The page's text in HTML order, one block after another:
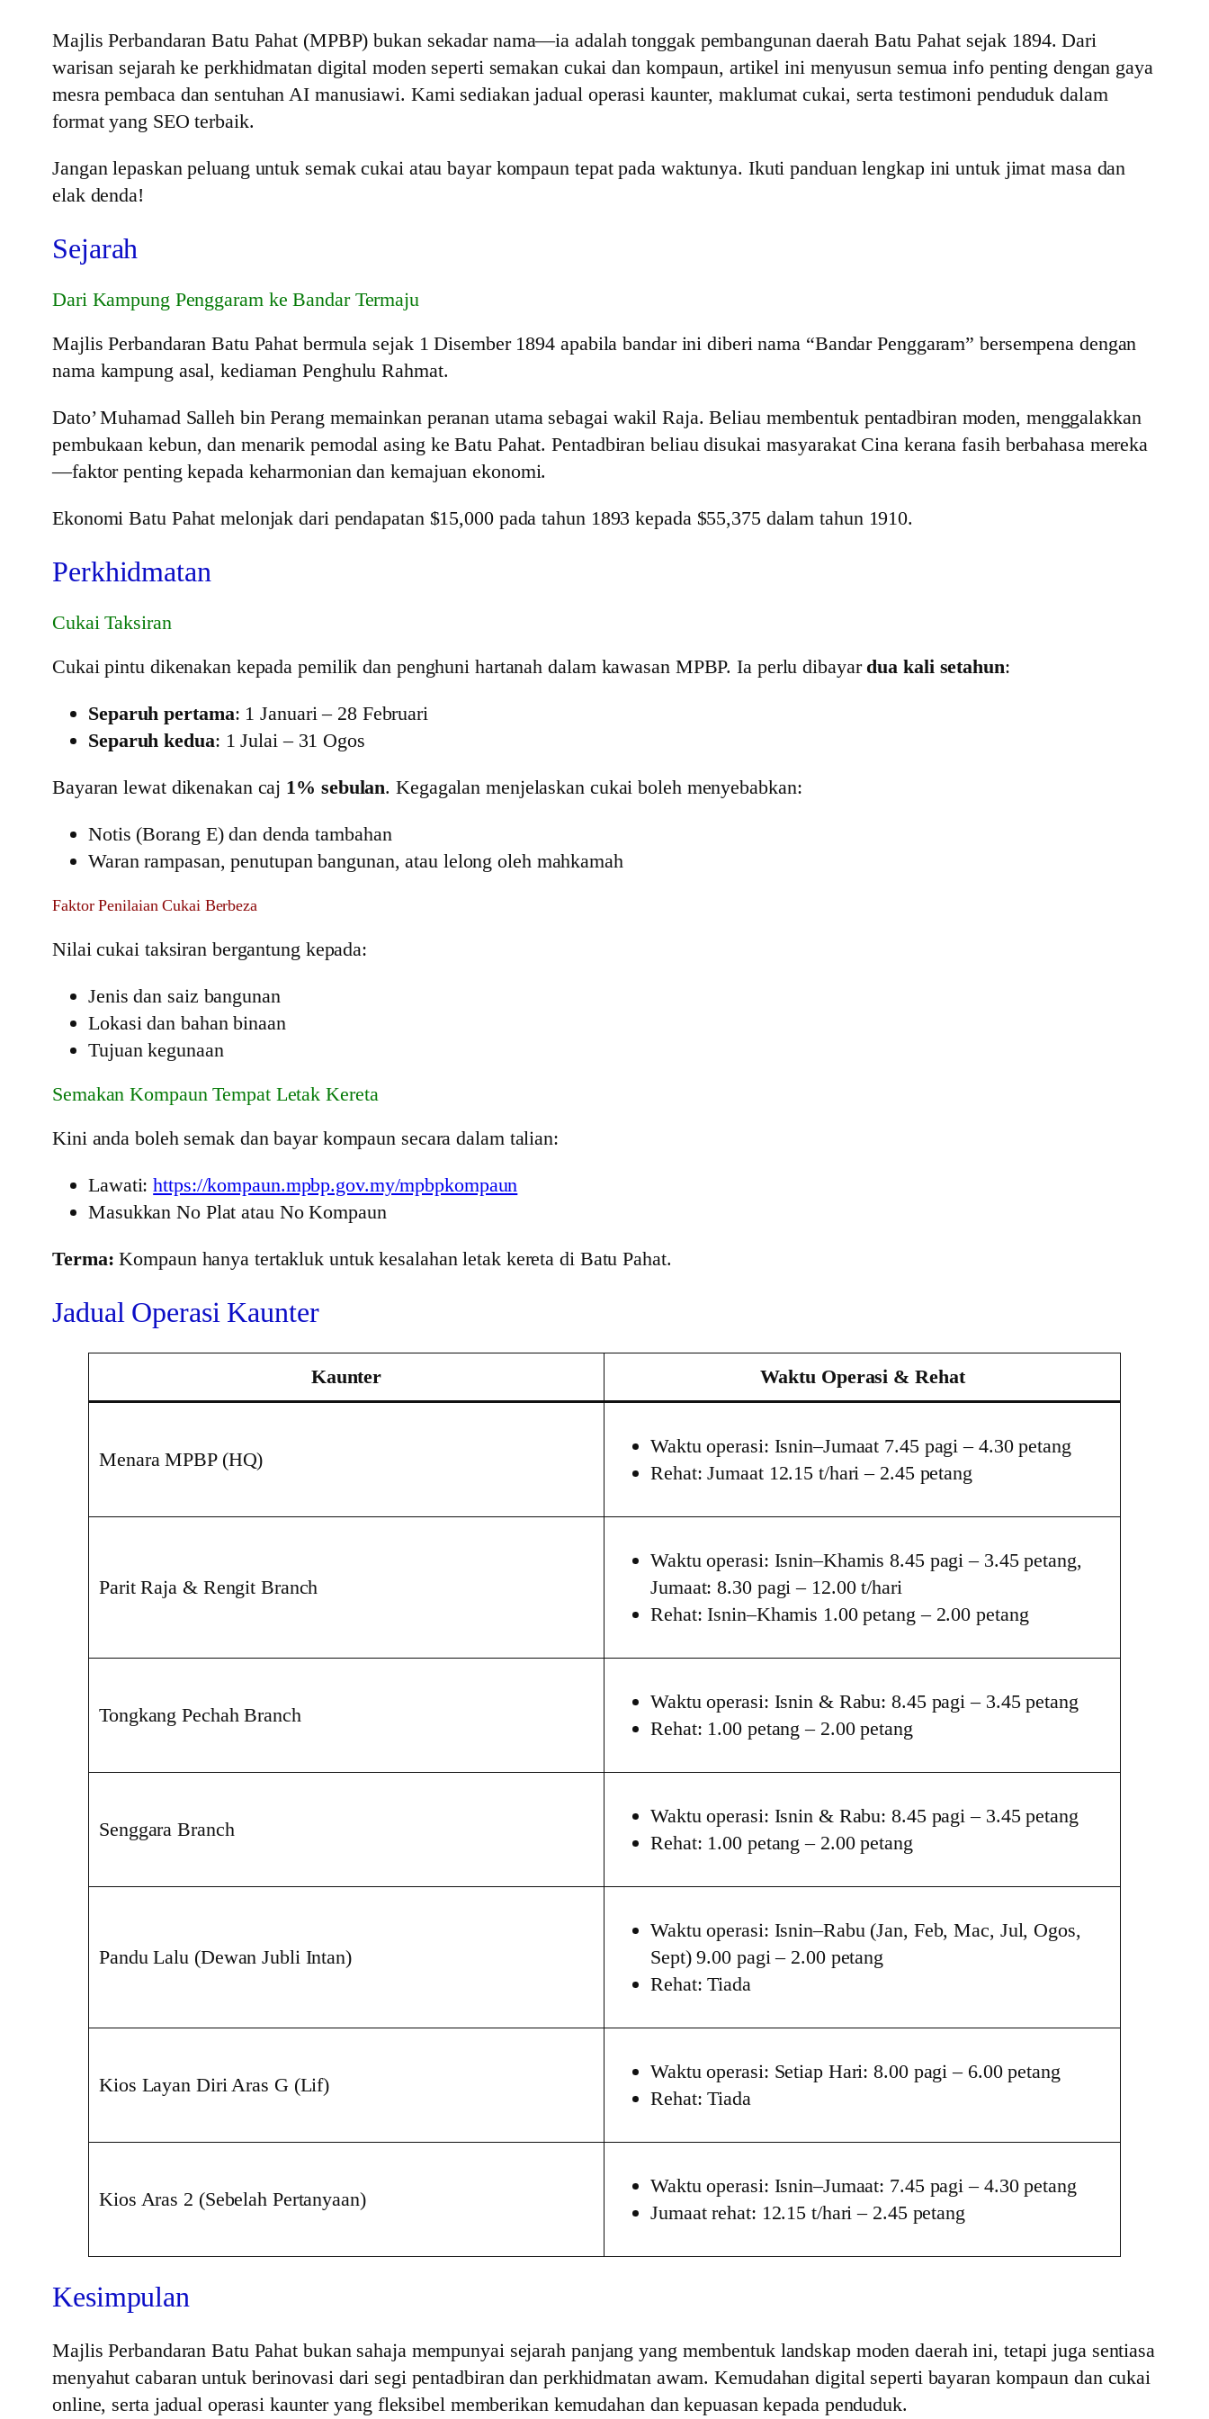
Majlis Perbandaran Batu Pahat (MPBP) bukan sekadar nama—ia adalah tonggak pembangunan daerah Batu Pahat sejak 1894. Dari
warisan sejarah ke perkhidmatan digital moden seperti semakan cukai dan kompaun, artikel ini menyusun semua info penting dengan gaya
mesra pembaca dan sentuhan AI manusiawi. Kami sediakan jadual operasi kaunter, maklumat cukai, serta testimoni penduduk dalam
format yang SEO terbaik.
Jangan lepaskan peluang untuk semak cukai atau bayar kompaun tepat pada waktunya. Ikuti panduan lengkap ini untuk jimat masa dan
elak denda!
Sejarah
Dari Kampung Penggaram ke Bandar Termaju
Majlis Perbandaran Batu Pahat bermula sejak 1 Disember 1894 apabila bandar ini diberi nama “Bandar Penggaram” bersempena dengan
nama kampung asal, kediaman Penghulu Rahmat.
Dato’ Muhamad Salleh bin Perang memainkan peranan utama sebagai wakil Raja. Beliau membentuk pentadbiran moden, menggalakkan
pembukaan kebun, dan menarik pemodal asing ke Batu Pahat. Pentadbiran beliau disukai masyarakat Cina kerana fasih berbahasa mereka
—faktor penting kepada keharmonian dan kemajuan ekonomi.
Ekonomi Batu Pahat melonjak dari pendapatan $15,000 pada tahun 1893 kepada $55,375 dalam tahun 1910.
Perkhidmatan
Cukai Taksiran
Cukai pintu dikenakan kepada pemilik dan penghuni hartanah dalam kawasan MPBP. Ia perlu dibayar dua kali setahun:
Separuh pertama: 1 Januari – 28 Februari
Separuh kedua: 1 Julai – 31 Ogos
Bayaran lewat dikenakan caj 1% sebulan. Kegagalan menjelaskan cukai boleh menyebabkan:
Notis (Borang E) dan denda tambahan
Waran rampasan, penutupan bangunan, atau lelong oleh mahkamah
Faktor Penilaian Cukai Berbeza
Nilai cukai taksiran bergantung kepada:
Jenis dan saiz bangunan
Lokasi dan bahan binaan
Tujuan kegunaan
Semakan Kompaun Tempat Letak Kereta
Kini anda boleh semak dan bayar kompaun secara dalam talian:
Lawati:https://kompaun.mpbp.gov.my/mpbpkompaun
Masukkan No Plat atau No Kompaun
Terma: Kompaun hanya tertakluk untuk kesalahan letak kereta di Batu Pahat.
Jadual Operasi Kaunter
Kaunter Waktu Operasi & Rehat
Menara MPBP (HQ)
Waktu operasi: Isnin–Jumaat 7.45 pagi – 4.30 petang
Rehat: Jumaat 12.15 t/hari – 2.45 petang
Parit Raja & Rengit Branch
Waktu operasi: Isnin–Khamis 8.45 pagi – 3.45 petang,
Jumaat: 8.30 pagi – 12.00 t/hari
Rehat: Isnin–Khamis 1.00 petang – 2.00 petang
Tongkang Pechah Branch
Waktu operasi: Isnin & Rabu: 8.45 pagi – 3.45 petang
Rehat: 1.00 petang – 2.00 petang
Senggara Branch
Waktu operasi: Isnin & Rabu: 8.45 pagi – 3.45 petang
Rehat: 1.00 petang – 2.00 petang
Pandu Lalu (Dewan Jubli Intan)
Waktu operasi: Isnin–Rabu (Jan, Feb, Mac, Jul, Ogos,
Sept) 9.00 pagi – 2.00 petang
Rehat: Tiada
Kios Layan Diri Aras G (Lif)
Waktu operasi: Setiap Hari: 8.00 pagi – 6.00 petang
Rehat: Tiada
Kios Aras 2 (Sebelah Pertanyaan)
Waktu operasi: Isnin–Jumaat: 7.45 pagi – 4.30 petang
Jumaat rehat: 12.15 t/hari – 2.45 petang
Kesimpulan
Majlis Perbandaran Batu Pahat bukan sahaja mempunyai sejarah panjang yang membentuk landskap moden daerah ini, tetapi juga sentiasa
menyahut cabaran untuk berinovasi dari segi pentadbiran dan perkhidmatan awam. Kemudahan digital seperti bayaran kompaun dan cukai
online, serta jadual operasi kaunter yang fleksibel memberikan kemudahan dan kepuasan kepada penduduk.